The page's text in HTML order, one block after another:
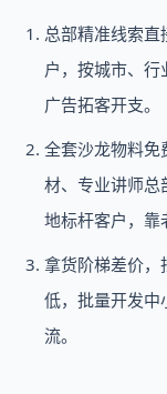
总部精准线索直
户，按城市、
广告拓客开支。
全套沙龙物料免
材、专业讲师总
地标杆客户，靠
拿货阶梯差价，
低，批量开发中
流。